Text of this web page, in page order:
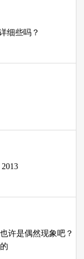
细些吗？
许是偶然现象吧？